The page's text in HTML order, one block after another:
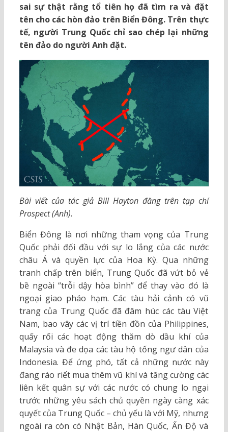
sai sự thật rằng tổ tiên họ đã tìm ra và đặt
tên cho các hòn đảo trên Biển Đông. Trên thực
tế, người Trung Quốc chỉ sao chép lại những
tên đảo do người Anh đặt.
Bài viết của tác giả Bill Hayton đăng trên tạp chí
Prospect (Anh).
Biển Đông là nơi những tham vọng của Trung
Quốc phải đối đầu với sự lo lắng của các nước
châu Á và quyền lực của Hoa Kỳ. Qua những
tranh chấp trên biển, Trung Quốc đã vứt bỏ vẻ
bề ngoài “trỗi dậy hòa bình” để thay vào đó là
ngoại giao pháo hạm. Các tàu hải cảnh có vũ
trang của Trung Quốc đã đâm húc các tàu Việt
Nam, bao vây các vị trí tiền đồn của Philippines,
quấy rối các hoạt động thăm dò dầu khí của
Malaysia và đe dọa các tàu hộ tống ngư dân của
Indonesia. Để ứng phó, tất cả những nước này
đang ráo riết mua thêm vũ khí và tăng cường các
liên kết quân sự với các nước có chung lo ngại
trước những yêu sách chủ quyền ngày càng xác
quyết của Trung Quốc – chủ yếu là với Mỹ, nhưng
ngoài ra còn có Nhật Bản, Hàn Quốc, Ấn Độ và